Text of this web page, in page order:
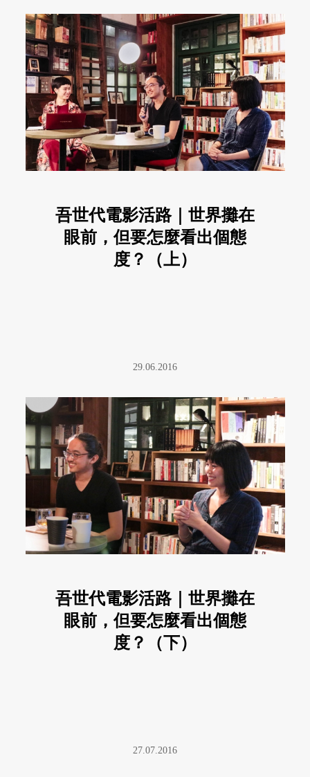
吾世代電影活路｜世界攤在
眼前，但要怎麼看出個態
度？（上）
29.06.2016
吾世代電影活路｜世界攤在
眼前，但要怎麼看出個態
度？（下）
27.07.2016